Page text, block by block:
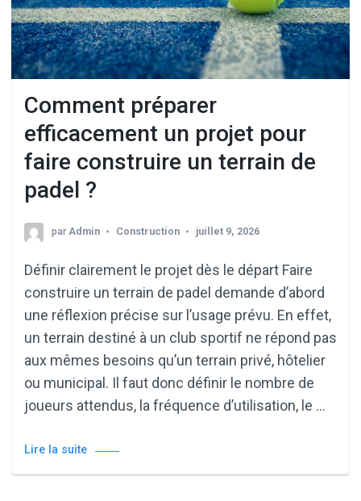
Comment préparer
efficacement un projet pour
faire construire un terrain de
padel ?
parAdmin Construction juillet 9, 2026
Définir clairement le projet dès le départ Faire
construire un terrain de padel demande d’abord
une réflexion précise sur l’usage prévu. En effet,
un terrain destiné à un club sportif ne répond pas
aux mêmes besoins qu’un terrain privé, hôtelier
ou municipal. Il faut donc définir le nombre de
joueurs attendus, la fréquence d’utilisation, le …
Lire la suite